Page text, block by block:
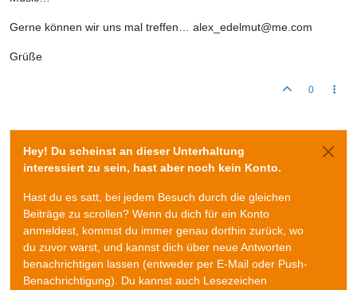
Gerne können wir uns mal treffen… alex_edelmut@me.com
Grüße
0
Hey! Du scheinst an dieser Unterhaltung
interessiert zu sein, hast aber noch kein Konto.
Hast du es satt, bei jedem Besuch durch die gleichen
Beiträge zu scrollen? Wenn du dich für ein Konto
anmeldest, kommst du immer genau dorthin zurück, wo
du zuvor warst, und kannst dich über neue Antworten
benachrichtigen lassen (entweder per E-Mail oder Push-
Benachrichtigung). Du kannst auch Lesezeichen